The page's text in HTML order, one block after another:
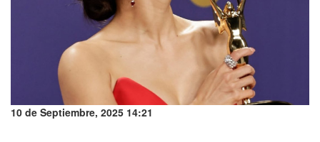
10 de Septiembre, 2025 14:21